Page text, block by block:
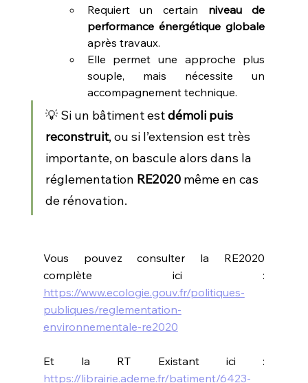
Requiert un certain niveau de
performance énergétique globale
après travaux.
Elle permet une approche plus
souple, mais nécessite un
accompagnement technique.
💡 Si un bâtiment est démoli puis
reconstruit, ou si l’extension est très
importante, on bascule alors dans la
réglementation RE2020 même en cas
de rénovation.
Vous pouvez consulter la RE2020
https://www.ecologie.gouv.fr/politiques-
publiques/reglementation-
environnementale-re2020
https://librairie.ademe.fr/batiment/6423-